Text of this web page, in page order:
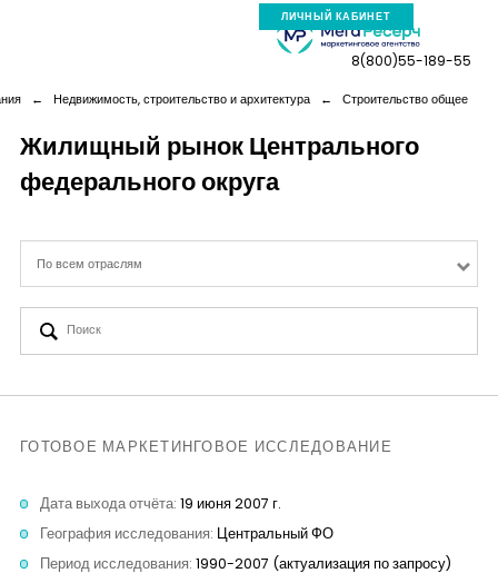
ЛИЧНЫЙ КАБИНЕТ
Компания
Услуги
Новая реальность
Аналитика
Контакты
8(800)55-189-55
← Недвижимость, строительство и архитектура ← Строительство общее
Жилищный рынок Центрального
федерального округа
По всем отраслям
ГОТОВОЕ МАРКЕТИНГОВОЕ ИССЛЕДОВАНИЕ
Дата выхода отчёта: 19 июня 2007 г.
География исследования: Центральный ФО
Период исследования: 1990-2007 (актуализация по запросу)